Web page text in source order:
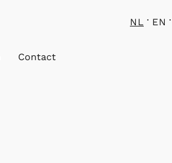
NL EN
Contact